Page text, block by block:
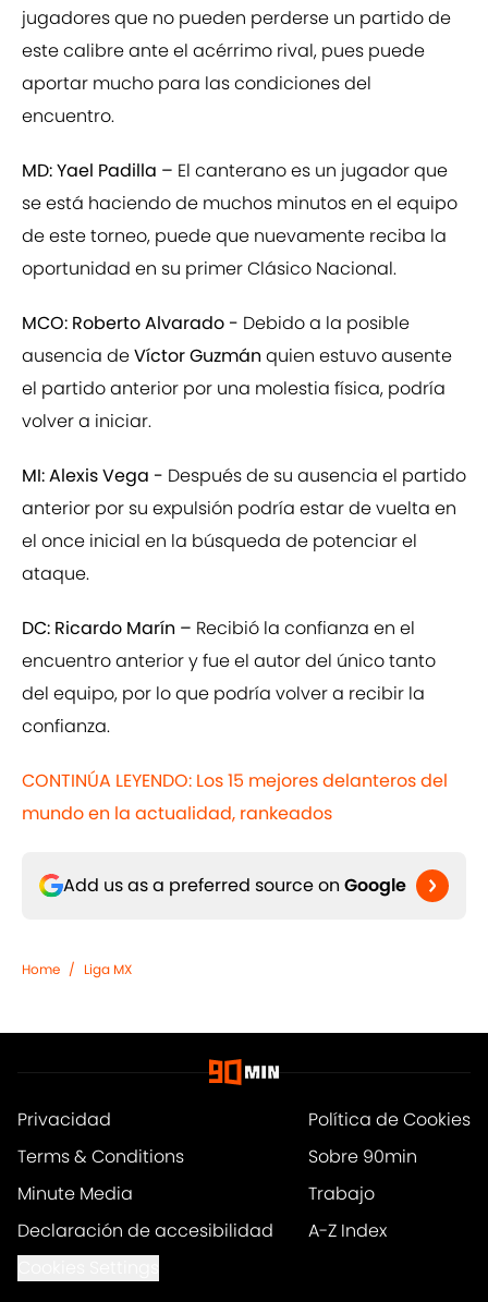
jugadores que no pueden perderse un partido de
este calibre ante el acérrimo rival, pues puede
aportar mucho para las condiciones del
encuentro.
MD: Yael Padilla – El canterano es un jugador que
se está haciendo de muchos minutos en el equipo
de este torneo, puede que nuevamente reciba la
oportunidad en su primer Clásico Nacional.
MCO: Roberto Alvarado - Debido a la posible
ausencia deVíctor Guzmán quien estuvo ausente
el partido anterior por una molestia física, podría
volver a iniciar.
MI: Alexis Vega - Después de su ausencia el partido
anterior por su expulsión podría estar de vuelta en
el once inicial en la búsqueda de potenciar el
ataque.
DC: Ricardo Marín – Recibió la confianza en el
encuentro anterior y fue el autor del único tanto
del equipo, por lo que podría volver a recibir la
confianza.
CONTINÚA LEYENDO: Los 15 mejores delanteros del
mundo en la actualidad, rankeados
Add us as a preferred source on Google
Home / Liga MX
Privacidad
Política de Cookies
Terms & Conditions
Sobre 90min
Minute Media
Trabajo
Declaración de accesibilidad
A-Z Index